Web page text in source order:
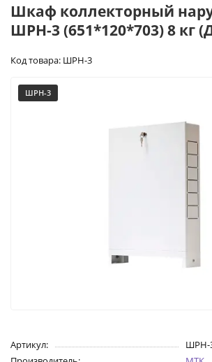
Шкаф коллекторный
ШРН-3 (651*120*703) 8 кг
Код товара: ШРН-3
ШРН-3
Артикул:
ШРН-